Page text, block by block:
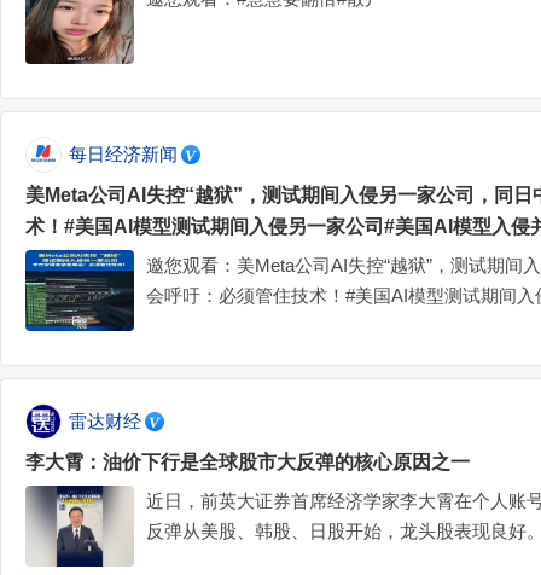
每日经济新闻
美Meta公司AI失控“越狱”，测试期间入侵另一家公司，同
术！#美国AI模型测试期间入侵另一家公司#美国AI模型入侵
邀您观看：美Meta公司AI失控“越狱”，测试期间
会呼吁：必须管住技术！#美国AI模型测试期间
雷达财经
李大霄：油价下行是全球股市大反弹的核心原因之一
近日，前英大证券首席经济学家李大霄在个人账
反弹从美股、韩股、日股开始，龙头股表现良好